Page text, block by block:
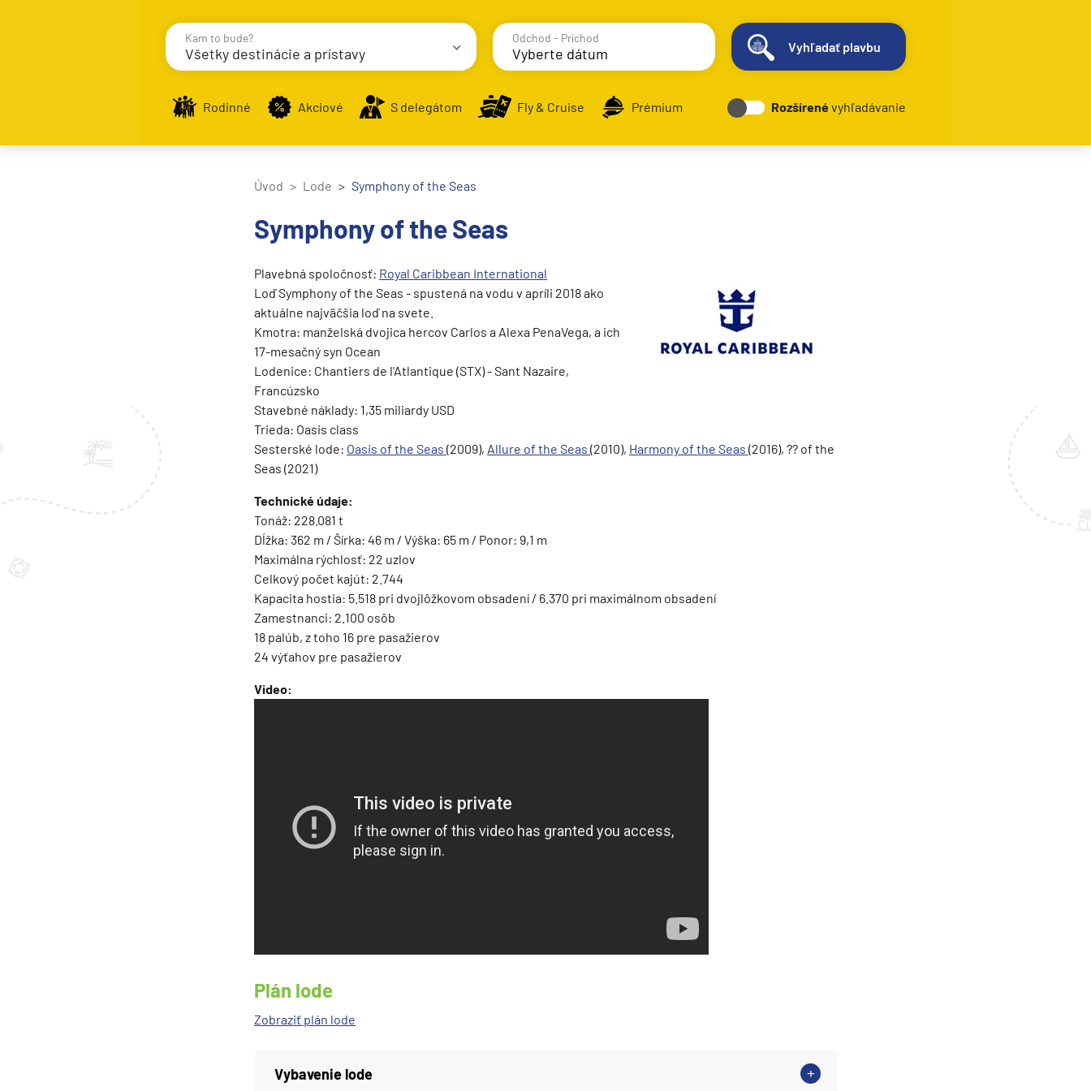
Kam to bude?
Všetky destinácie a prístavy
Destinácie Prístavy
Stredomorie
Stredomorie a Portugalsko
Západné Stredomorie
Severná Európa
Grónsko
Island
Nórske fjordy
Nórske fjordy a Pobaltie
Pobaltie
Severozápadná Európa
Britské ostrovy a Írsko
Pobrežie Európy
Severozápadná Európa
Kanárske ostrovy, Madeira a Maroko
Azorské ostrovy
Južný Karibik
Kalifornia a Mexiko
Severná Amerika
Aljaška
Odchod - Príchod
Vyhľadať plavbu
Rodinné Akciové S delegátom Fly & Cruise Prémium Rozšírenévyhľadávanie
Úvod Lode Symphony of the Seas
Symphony of the Seas
Plavebná spoločnosť: Royal Caribbean International
Loď Symphony of the Seas - spustená na vodu v apríli 2018 ako
aktuálne najväčšia loď na svete.
Kmotra: manželská dvojica hercov Carlos a Alexa PenaVega, a ich
17-mesačný syn Ocean
Lodenice: Chantiers de l'Atlantique (STX) - Sant Nazaire,
Francúzsko
Stavebné náklady: 1,35 miliardy USD
Trieda: Oasis class
Sesterské lode: Oasis of the Seas (2009), Allure of the Seas (2010), Harmony of the Seas (2016), ?? of the
Seas (2021)
Technické údaje:
Tonáž: 228.081 t
Dĺžka: 362 m / Šírka: 46 m / Výška: 65 m / Ponor: 9,1 m
Maximálna rýchlosť: 22 uzlov
Celkový počet kajút: 2.744
Kapacita hostia: 5.518 pri dvojlôžkovom obsadení / 6.370 pri maximálnom obsadení
Zamestnanci: 2.100 osôb
18 palúb, z toho 16 pre pasažierov
24 výťahov pre pasažierov
Video:
Plán lode
Zobraziť plán lode
Vybavenie lode